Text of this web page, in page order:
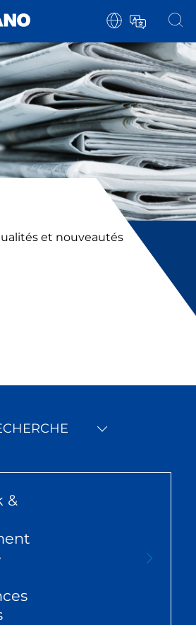
et nouveautés
&